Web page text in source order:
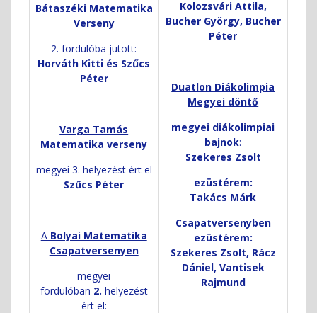
Bátaszéki Matematika
Verseny
2. fordulóba jutott:
Horváth Kitti és Szűcs
Péter
Varga Tamás
Matematika verseny
megyei 3. helyezést ért el
Szűcs Péter
A Bolyai Matematika
Csapatversenyen
megyei
fordulóban 2. helyezést
ért el:
Kolozsvári Attila,
Bucher György, Bucher
Péter
Duatlon Diákolimpia
Megyei döntő
megyei diákolimpiai
bajnok:
Szekeres Zsolt
ezüstérem:
Takács Márk
Csapatversenyben
ezüstérem:
Szekeres Zsolt, Rácz
Dániel, Vantisek
Rajmund